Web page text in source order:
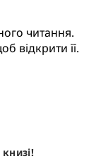
читання.
відкрити її.